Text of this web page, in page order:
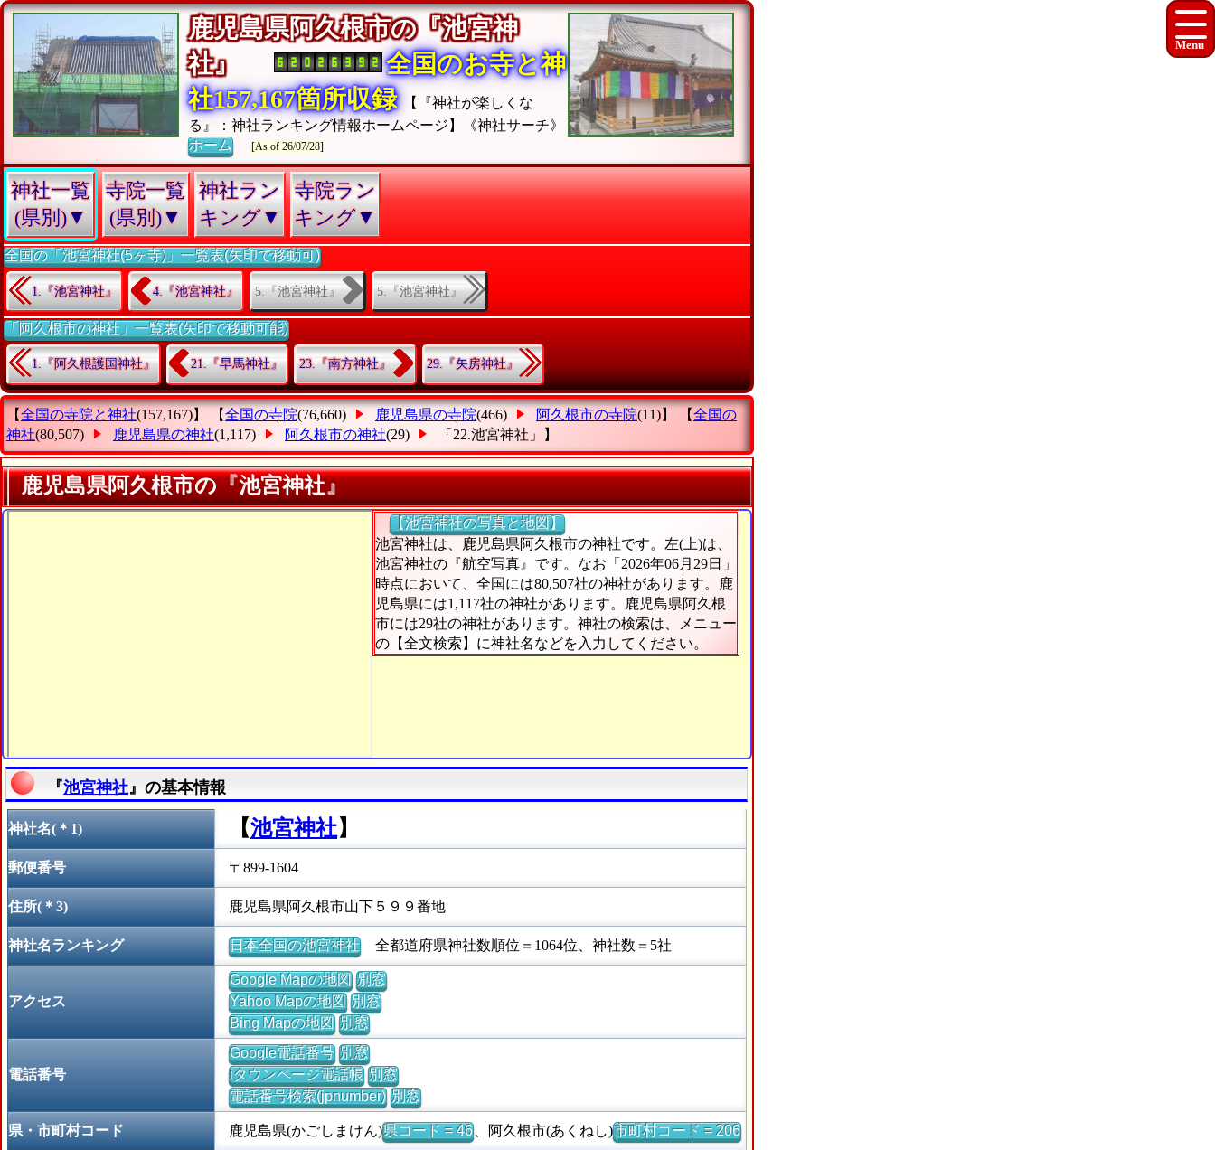
鹿児島県阿久根市の『池宮神
社』
全国のお寺と神
社157,167箇所収録
【『神社が楽しくな
る』：神社ランキング情報ホームページ】《神社サーチ》
ホーム
[As of 26/07/28]
神社一覧
(県別)▼
寺院一覧
(県別)▼
神社ラン
キング▼
寺院ラン
キング▼
全国の「池宮神社(5ヶ寺)」一覧表(矢印で移動可)
1.『池宮神社』 4.『池宮神社』 5.『池宮神社』 5.『池宮神社』
「阿久根市の神社」一覧表(矢印で移動可能)
1.『阿久根護国神社』 21.『早馬神社』 23.『南方神社』 29.『矢房神社』
【全国の寺院と神社(157,167)】 【全国の寺院(76,660) 鹿児島県の寺院(466) 阿久根市の寺院(11)】 【全国の
神社(80,507) 鹿児島県の神社(1,117) 阿久根市の神社(29) 「22.池宮神社」 】
鹿児島県阿久根市の『池宮神社』
【池宮神社の写真と地図】
池宮神社は、鹿児島県阿久根市の神社です。左(上)は、
池宮神社の『航空写真』です。なお「2026年06月29日」
時点において、全国には80,507社の神社があります。鹿
児島県には1,117社の神社があります。鹿児島県阿久根
市には29社の神社があります。神社の検索は、メニュー
の【全文検索】に神社名などを入力してください。
『池宮神社 』の基本情報
神社名(＊1) 【池宮神社】
郵便番号 〒899-1604
住所(＊3) 鹿児島県阿久根市山下５９９番地
神社名ランキング 日本全国の池宮神社全都道府県神社数順位＝1064位、神社数＝5社
アクセス
Google Mapの地図 別窓
Yahoo Mapの地図 別窓
Bing Mapの地図 別窓
電話番号
Google電話番号 別窓
iタウンページ電話帳 別窓
電話番号検索(jpnumber) 別窓
県・市町村コード 鹿児島県(かごしまけん)県コード = 46、阿久根市(あくねし)市町村コード = 206